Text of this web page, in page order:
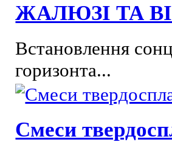
ЖАЛЮЗІ ТА
Встановлення
горизонта...
Смеси